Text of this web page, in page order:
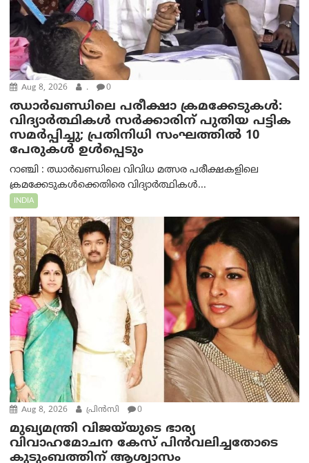
Aug 8, 2026 . 0
ഝാര്‍ഖണ്ഡിലെ പരീക്ഷാ ക്രമക്കേടുകള്‍:
വിദ്യാർത്ഥികൾ സർക്കാരിന് പുതിയ പട്ടിക
സമർപ്പിച്ചു; പ്രതിനിധി സംഘത്തിൽ 10
പേരുകൾ ഉൾപ്പെടും
റാഞ്ചി : ഝാർഖണ്ഡിലെ വിവിധ മത്സര പരീക്ഷകളിലെ
ക്രമക്കേടുകൾക്കെതിരെ വിദ്യാർത്ഥികൾ...
INDIA
Aug 8, 2026 പ്രിന്‍സി 0
മുഖ്യമന്ത്രി വിജയ്‌യുടെ ഭാര്യ
വിവാഹമോചന കേസ് പിൻവലിച്ചതോടെ
കുടുംബത്തിന് ആശ്വാസം